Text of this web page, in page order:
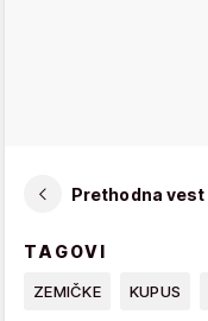
Prethodna vest
TAGOVI
ZEMIČKE KUPUS